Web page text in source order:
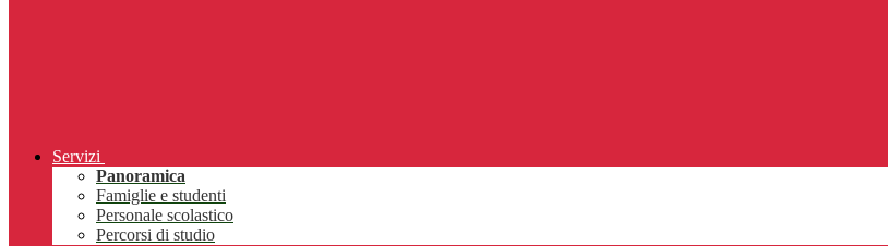
Servizi
Panoramica
Famiglie e studenti
Personale scolastico
Percorsi di studio